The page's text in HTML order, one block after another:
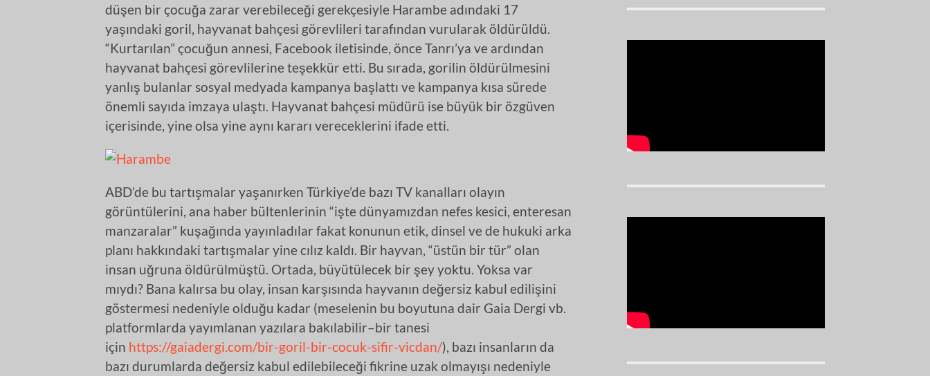
düşen bir çocuğa zarar verebileceği gerekçesiyle Harambe adındaki 17
yaşındaki goril, hayvanat bahçesi görevlileri tarafından vurularak öldürüldü.
“Kurtarılan” çocuğun annesi, Facebook iletisinde, önce Tanrı’ya ve ardından
hayvanat bahçesi görevlilerine teşekkür etti. Bu sırada, gorilin öldürülmesini
yanlış bulanlar sosyal medyada kampanya başlattı ve kampanya kısa sürede
önemli sayıda imzaya ulaştı. Hayvanat bahçesi müdürü ise büyük bir özgüven
içerisinde, yine olsa yine aynı kararı vereceklerini ifade etti.
ABD’de bu tartışmalar yaşanırken Türkiye’de bazı TV kanalları olayın
görüntülerini, ana haber bültenlerinin “işte dünyamızdan nefes kesici, enteresan
manzaralar” kuşağında yayınladılar fakat konunun etik, dinsel ve de hukuki arka
planı hakkındaki tartışmalar yine cılız kaldı. Bir hayvan, “üstün bir tür” olan
insan uğruna öldürülmüştü. Ortada, büyütülecek bir şey yoktu. Yoksa var
mıydı? Bana kalırsa bu olay, insan karşısında hayvanın değersiz kabul edilişini
göstermesi nedeniyle olduğu kadar (meselenin bu boyutuna dair Gaia Dergi vb.
platformlarda yayımlanan yazılara bakılabilir–bir tanesi
için https://gaiadergi.com/bir-goril-bir-cocuk-sifir-vicdan/), bazı insanların da
bazı durumlarda değersiz kabul edilebileceği fikrine uzak olmayışı nedeniyle